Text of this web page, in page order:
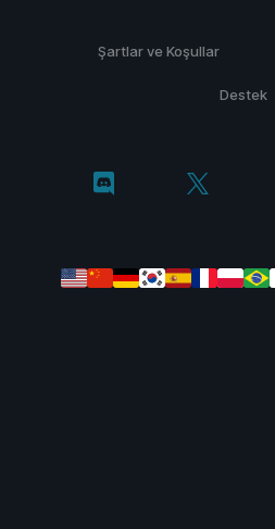
Şartlar ve Koşullar
Destek